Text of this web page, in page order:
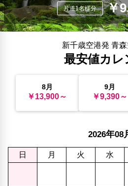
片道1名様分 ￥
新千歳空港発 青
最安値カレ
8月
￥13,900～
9月
￥9,390～
2026年08
日 月 火 水